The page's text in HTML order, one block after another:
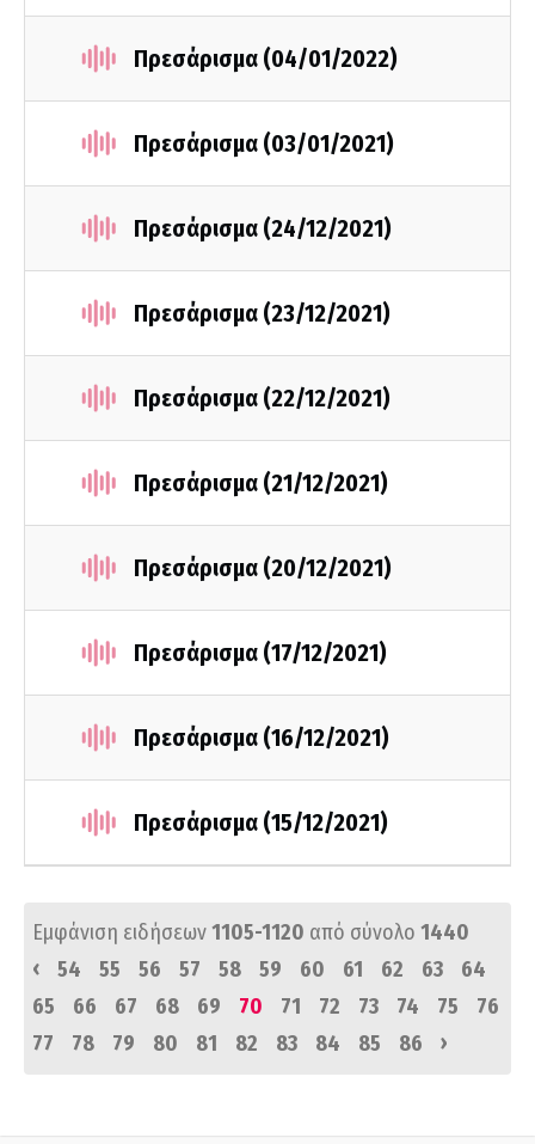
Πρεσάρισμα (04/01/2022)
Πρεσάρισμα (03/01/2021)
Πρεσάρισμα (24/12/2021)
Πρεσάρισμα (23/12/2021)
Πρεσάρισμα (22/12/2021)
Πρεσάρισμα (21/12/2021)
Πρεσάρισμα (20/12/2021)
Πρεσάρισμα (17/12/2021)
Πρεσάρισμα (16/12/2021)
Πρεσάρισμα (15/12/2021)
Εμφάνιση ειδήσεων1105-1120 από σύνολο 1440
‹
54 55 56 57 58 59 60 61 62 63
64
65
66 67 68 69 70 71 72 73 74 75
76
77
78 79 80 81 82 83 84 85 86 ›